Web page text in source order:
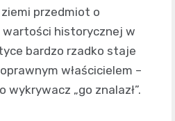
przedmiot o
historycznej w
bardzo rzadko staje
właścicielem –
„go znalazł”.